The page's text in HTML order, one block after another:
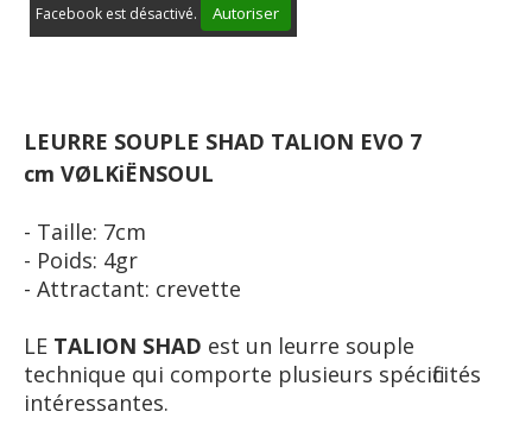
Facebook est désactivé. Autoriser
LEURRE SOUPLE SHAD TALION EVO 7
cm VØLKiËNSOUL
- Taille: 7cm
- Poids: 4gr
- Attractant: crevette
LE TALION SHAD est un leurre souple
technique qui comporte plusieurs spécificités
intéressantes.